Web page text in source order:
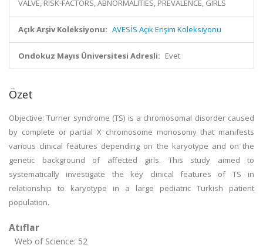
VALVE, RISK-FACTORS, ABNORMALITIES, PREVALENCE, GIRLS
Açık Arşiv Koleksiyonu: AVESİS Açık Erişim Koleksiyonu
Ondokuz Mayıs Üniversitesi Adresli: Evet
Özet
Objective: Turner syndrome (TS) is a chromosomal disorder caused
by complete or partial X chromosome monosomy that manifests
various clinical features depending on the karyotype and on the
genetic background of affected girls. This study aimed to
systematically investigate the key clinical features of TS in
relationship to karyotype in a large pediatric Turkish patient
population.
Atıflar
Web of Science: 52